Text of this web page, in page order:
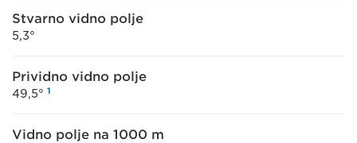
Stvarno vidno polje
5,3°
Prividno vidno polje
49,5° 1
Vidno polje na 1000 m